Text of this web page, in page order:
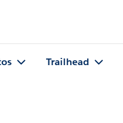
Trailhead